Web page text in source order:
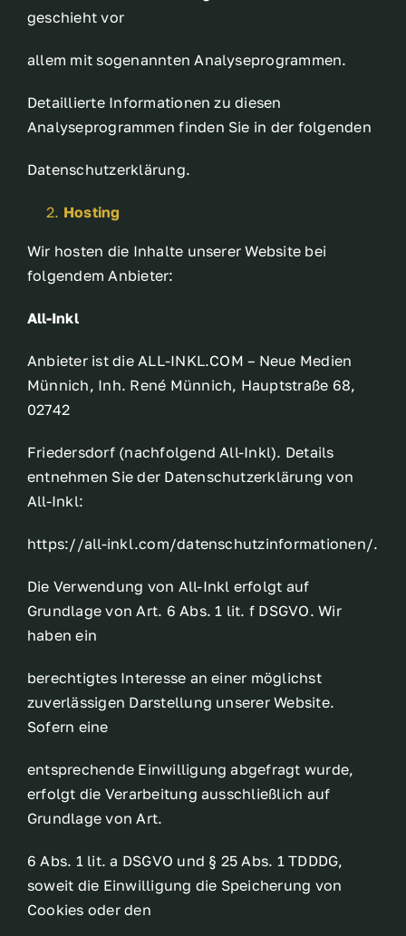
geschieht vor
allem mit sogenannten Analyseprogrammen.
Detaillierte Informationen zu diesen
Analyseprogrammen finden Sie in der folgenden
Datenschutzerklärung.
Hosting
Wir hosten die Inhalte unserer Website bei
folgendem Anbieter:
All-Inkl
Anbieter ist die ALL-INKL.COM – Neue Medien
Münnich, Inh. René Münnich, Hauptstraße 68,
02742
Friedersdorf (nachfolgend All-Inkl). Details
entnehmen Sie der Datenschutzerklärung von
All-Inkl:
https://all-inkl.com/datenschutzinformationen/.
Die Verwendung von All-Inkl erfolgt auf
Grundlage von Art. 6 Abs. 1 lit. f DSGVO. Wir
haben ein
berechtigtes Interesse an einer möglichst
zuverlässigen Darstellung unserer Website.
Sofern eine
entsprechende Einwilligung abgefragt wurde,
erfolgt die Verarbeitung ausschließlich auf
Grundlage von Art.
6 Abs. 1 lit. a DSGVO und § 25 Abs. 1 TDDDG,
soweit die Einwilligung die Speicherung von
Cookies oder den